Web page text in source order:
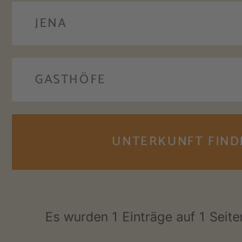
UNTERKUNFT
Es wurden 1 Einträge auf 1